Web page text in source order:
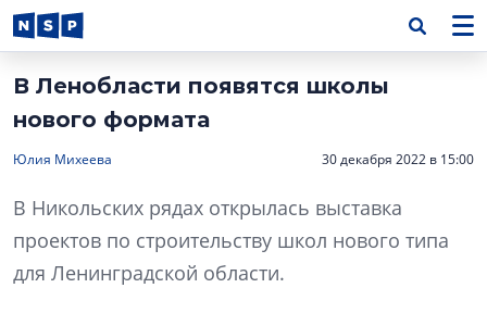
В Ленобласти появятся школы
нового формата
Юлия Михеева 30 декабря 2022 в 15:00
В Никольских рядах открылась выставка
проектов по строительству школ нового типа
для Ленинградской области.